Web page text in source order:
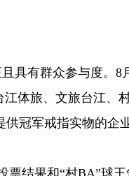
具有群众参与度。8
体旅、文旅台江、
冠军戒指实物的企
结果和“村BA”球王